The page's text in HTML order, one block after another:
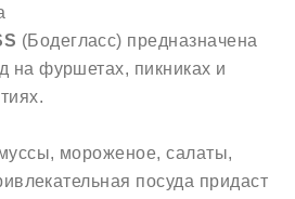
(Бодегласс) предназначена
на фуршетах, пикниках и
мороженое, салаты,
посуда придаст